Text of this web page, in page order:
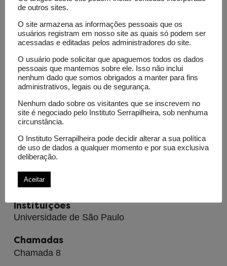
investigará a fundo o comportamento da “zona
cinzenta” da atmosfera, utilizando um conjunto
de ferramentas matemáticas, estatísticas e
computacionais. O objetivo principal é aumentar
o grau de previsibilidade dos fenômenos que
ocorrem na escala de 1 a 10 km.
Grant 2025: R$ 350.000,00 (R$ 250.000,00 + R$
100.000,00 de bônus opcional destinados à
integração e formação de pessoas de grupos
sub-representados na ciência)
Instituições
Universidade de São Paulo
Chamadas
Chamada 8
de outros sites.
O site armazena as informações pessoais que os
usuários registram em nosso site as quais só podem ser
acessadas e editadas pelos administradores do site.
O usuário pode solicitar que apaguemos todos os dados
pessoais que mantemos sobre ele. Isso não inclui
nenhum dado que somos obrigados a manter para fins
administrativos, legais ou de segurança.
Nenhum dado sobre os visitantes que se inscrevem no
site é negociado pelo Instituto Serrapilheira, sob nenhuma
circunstância.
O Instituto Serrapilheira pode decidir alterar a sua política
de uso de dados a qualquer momento e por sua exclusiva
deliberação.
Aceitar